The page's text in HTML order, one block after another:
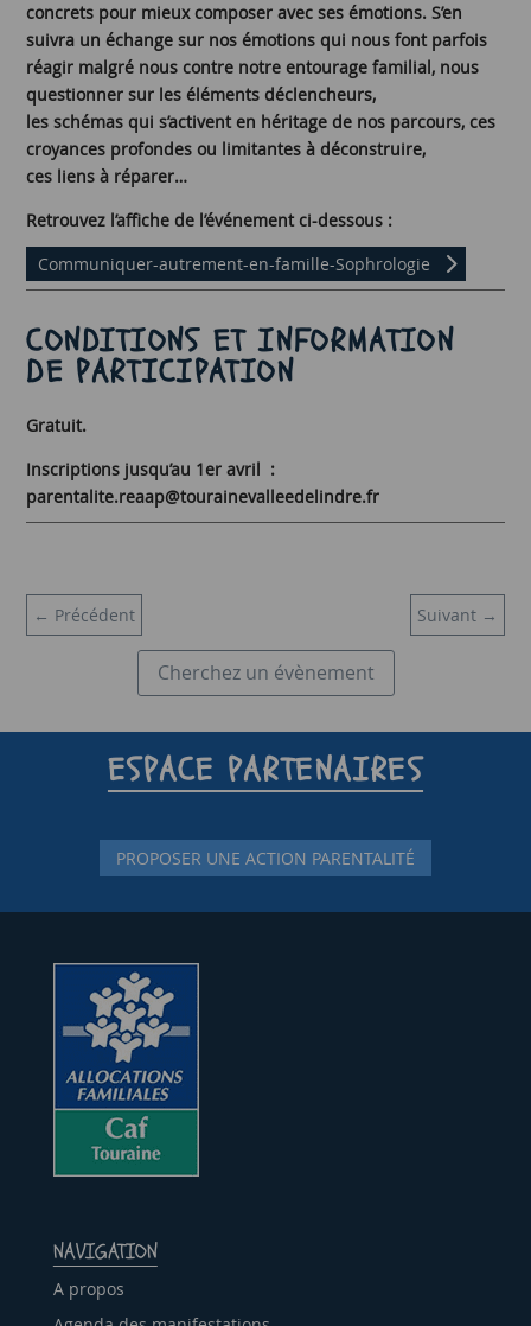
concrets pour mieux composer avec ses émotions. S’en
suivra un échange sur nos émotions qui nous font parfois
réagir malgré nous contre notre entourage familial, nous
questionner sur les éléments déclencheurs,
les schémas qui s’activent en héritage de nos parcours, ces
croyances profondes ou limitantes à déconstruire,
ces liens à réparer…
Retrouvez l’affiche de l’événement ci-dessous :
Communiquer-autrement-en-famille-Sophrologie
CONDITIONS ET INFORMATION
DE PARTICIPATION
Gratuit.
Inscriptions jusqu’au 1er avril :
parentalite.reaap@tourainevalleedelindre.fr
← Précédent Suivant→
Cherchez un évènement
ESPACE PARTENAIRES
PROPOSER UNE ACTION PARENTALITÉ
NAVIGATION
A propos